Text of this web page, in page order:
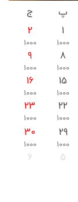
پ
ج
1
1000
2
1000
8
1000
9
1000
15
1000
16
1000
22
1000
23
1000
29
1000
30
1000
5
6